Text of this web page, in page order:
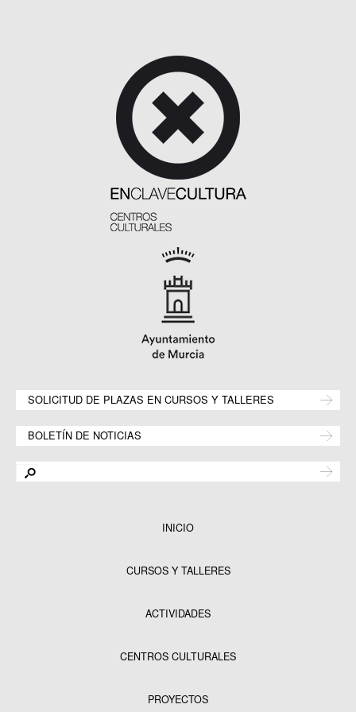
SOLICITUD DE PLAZAS EN CURSOS Y TALLERES
BOLETÍN DE NOTICIAS
INICIO
CURSOS Y TALLERES
ACTIVIDADES
CENTROS CULTURALES
PROYECTOS